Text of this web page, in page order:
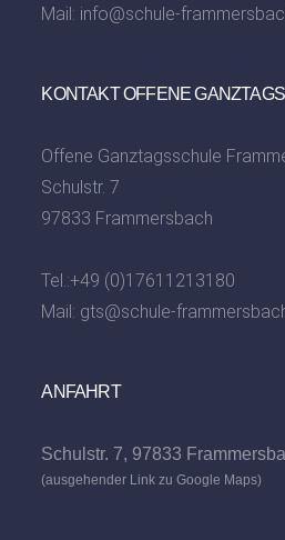
Mail: info@schule-
KONTAKT OFFENE
Offene Ganztagsschule
Schulstr. 7
97833 Frammersbach
Tel.:+49 (0)17611213180
Mail: gts@schule-
ANFAHRT
Schulstr. 7, 97833
(ausgehender Link zu Google Maps)